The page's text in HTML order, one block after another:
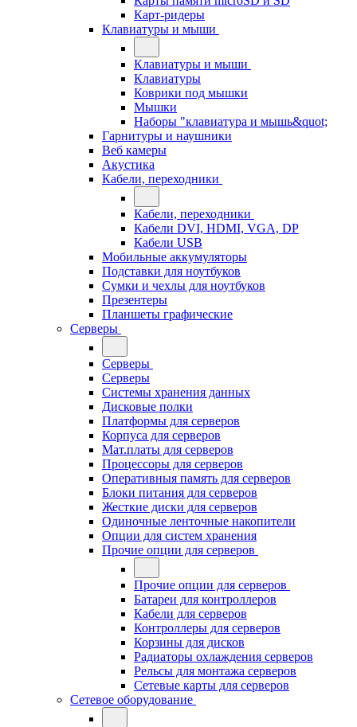
Карт-ридеры
Клавиатуры и мыши
Клавиатуры и мыши
Клавиатуры
Коврики под мышки
Мышки
Наборы "клавиатура и мышь&quot;
Гарнитуры и наушники
Веб камеры
Акустика
Кабели, переходники
Кабели, переходники
Кабели DVI, HDMI, VGA, DP
Кабели USB
Мобильные аккумуляторы
Подставки для ноутбуков
Сумки и чехлы для ноутбуков
Презентеры
Планшеты графические
Серверы
Серверы
Серверы
Системы хранения данных
Дисковые полки
Платформы для серверов
Корпуса для серверов
Мат.платы для серверов
Процессоры для серверов
Оперативныя память для серверов
Блоки питания для серверов
Жесткие диски для серверов
Одиночные ленточные накопители
Опции для систем хранения
Прочие опции для серверов
Прочие опции для серверов
Батареи для контроллеров
Кабели для серверов
Контроллеры для серверов
Корзины для дисков
Радиаторы охлаждения серверов
Рельсы для монтажа серверов
Сетевые карты для серверов
Сетевое оборудование